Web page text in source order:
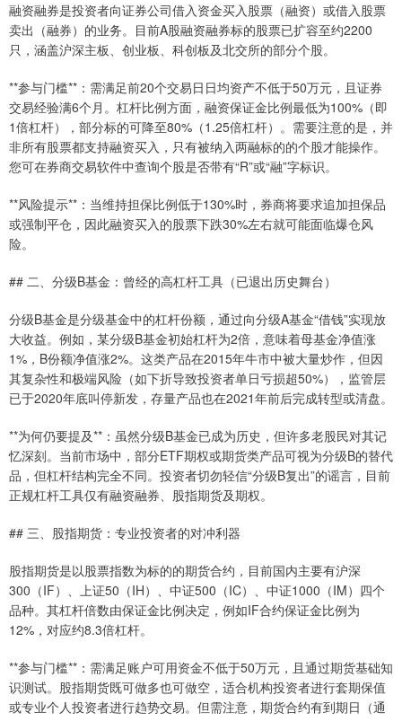
融资融券是投资者向证券公司借入资金买入股票（融资）或借入股票
卖出（融券）的业务。目前A股融资融券标的股票已扩容至约2200
只，涵盖沪深主板、创业板、科创板及北交所的部分个股。
**参与门槛**：需满足前20个交易日日均资产不低于50万元，且证券
交易经验满6个月。杠杆比例方面，融资保证金比例最低为100%（即
1倍杠杆），部分标的可降至80%（1.25倍杠杆）。需要注意的是，并
非所有股票都支持融资买入，只有被纳入两融标的的个股才能操作。
您可在券商交易软件中查询个股是否带有“R”或“融”字标识。
**风险提示**：当维持担保比例低于130%时，券商将要求追加担保品
或强制平仓，因此融资买入的股票下跌30%左右就可能面临爆仓风
险。
## 二、分级B基金：曾经的高杠杆工具（已退出历史舞台）
分级B基金是分级基金中的杠杆份额，通过向分级A基金“借钱”实现放
大收益。例如，某分级B基金初始杠杆为2倍，意味着母基金净值涨
1%，B份额净值涨2%。这类产品在2015年牛市中被大量炒作，但因
其复杂性和极端风险（如下折导致投资者单日亏损超50%），监管层
已于2020年底叫停新发，存量产品也在2021年前后完成转型或清盘。
**为何仍要提及**：虽然分级B基金已成为历史，但许多老股民对其记
忆深刻。当前市场中，部分ETF期权或期货类产品可视为分级B的替代
品，但杠杆结构完全不同。投资者切勿轻信“分级B复出”的谣言，目前
正规杠杆工具仅有融资融券、股指期货及期权。
## 三、股指期货：专业投资者的对冲利器
股指期货是以股票指数为标的的期货合约，目前国内主要有沪深
300（IF）、上证50（IH）、中证500（IC）、中证1000（IM）四个
品种。其杠杆倍数由保证金比例决定，例如IF合约保证金比例为
12%，对应约8.3倍杠杆。
**参与门槛**：需满足账户可用资金不低于50万元，且通过期货基础知
识测试。股指期货既可做多也可做空，适合机构投资者进行套期保值
或专业个人投资者进行趋势交易。但需注意，期货合约有到期日（通